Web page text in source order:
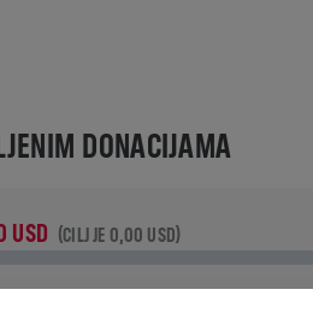
DONACIJAMA
USD (CILJ JE 0,00 USD)